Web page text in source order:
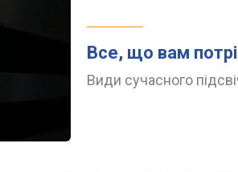
Все, що вам
Види сучасного